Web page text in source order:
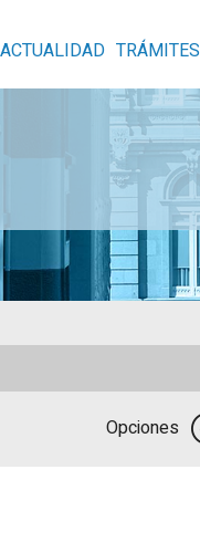
ACTUALIDAD TRÁMITES
Opciones